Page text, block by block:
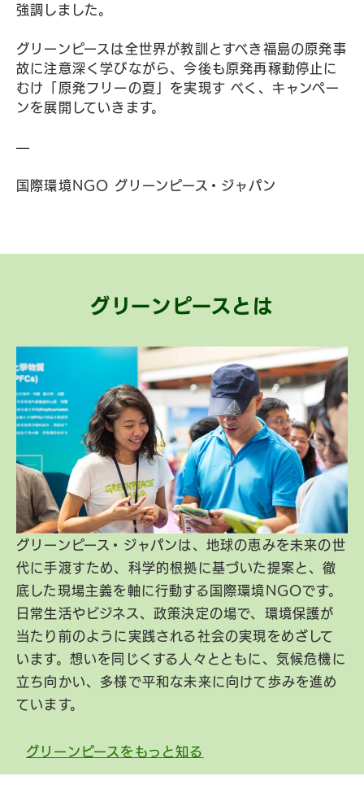
強調しました。
グリーンピースは全世界が教訓とすべき福島の原発事
故に注意深く学びながら、今後も原発再稼動停止に
むけ「原発フリーの夏」を実現す べく、キャンペー
ンを展開していきます。
—
国際環境NGO グリーンピース・ジャパン
グリーンピースとは
グリーンピース・ジャパンは、地球の恵みを未来の世
代に手渡すため、科学的根拠に基づいた提案と、徹
底した現場主義を軸に行動する国際環境NGOです。
日常生活やビジネス、政策決定の場で、環境保護が
当たり前のように実践される社会の実現をめざして
います。想いを同じくする人々とともに、気候危機に
立ち向かい、多様で平和な未来に向けて歩みを進め
ています。
グリーンピースをもっと知る